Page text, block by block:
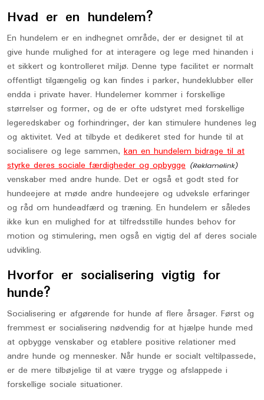
Hvad er en hundelem?
En hundelem er en indhegnet område, der er designet til at
give hunde mulighed for at interagere og lege med hinanden i
et sikkert og kontrolleret miljø. Denne type facilitet er normalt
offentligt tilgængelig og kan findes i parker, hundeklubber eller
endda i private haver. Hundelemer kommer i forskellige
størrelser og former, og de er ofte udstyret med forskellige
legeredskaber og forhindringer, der kan stimulere hundenes leg
og aktivitet. Ved at tilbyde et dedikeret sted for hunde til at
socialisere og lege sammen, kan en hundelem bidrage til at
styrke deres sociale færdigheder og opbygge
venskaber med andre hunde. Det er også et godt sted for
hundeejere at møde andre hundeejere og udveksle erfaringer
og råd om hundeadfærd og træning. En hundelem er således
ikke kun en mulighed for at tilfredsstille hundes behov for
motion og stimulering, men også en vigtig del af deres sociale
udvikling.
Hvorfor er socialisering vigtig for
hunde?
Socialisering er afgørende for hunde af flere årsager. Først og
fremmest er socialisering nødvendig for at hjælpe hunde med
at opbygge venskaber og etablere positive relationer med
andre hunde og mennesker. Når hunde er socialt veltilpassede,
er de mere tilbøjelige til at være trygge og afslappede i
forskellige sociale situationer.